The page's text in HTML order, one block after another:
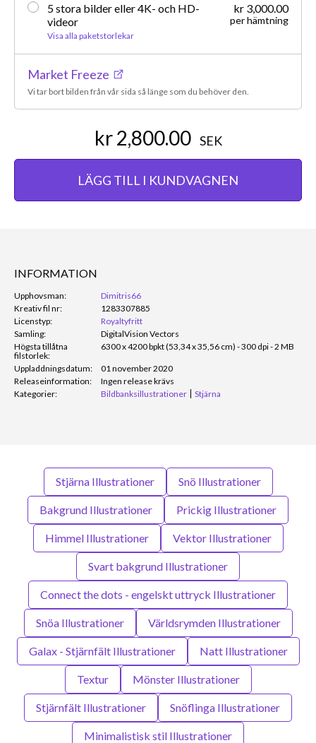
5 stora bilder eller 4K- och HD-
videor
Visa alla paketstorlekar
kr 3,000.00
per hämtning
Market Freeze
Vi tar bort bilden från vår sida så länge som du behöver den.
kr 2,800.00 SEK
LÄGG TILL I KUNDVAGNEN
INFORMATION
Upphovsman:
Dimitris66
Kreativ fil nr:
1283307885
Licenstyp:
Royaltyfritt
Samling:
DigitalVision Vectors
Högsta tillåtna
filstorlek:
6300 x 4200 bpkt (53,34 x 35,56 cm) - 300 dpi - 2 MB
Uppladdningsdatum:
01 november 2020
Releaseinformation:
Ingen release krävs
Kategorier:
Bildbanksillustrationer Stjärna
Stjärna Illustrationer Snö Illustrationer
Bakgrund Illustrationer Prickig Illustrationer
Himmel Illustrationer Vektor Illustrationer
Svart bakgrund Illustrationer
Connect the dots - engelskt uttryck Illustrationer
Snöa Illustrationer Världsrymden Illustrationer
Galax - Stjärnfält Illustrationer Natt Illustrationer
Textur Mönster Illustrationer
Stjärnfält Illustrationer Snöflinga Illustrationer
Minimalistisk stil Illustrationer